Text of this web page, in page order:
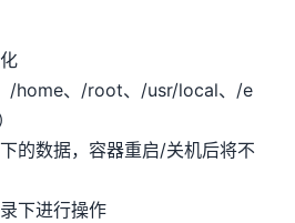
/home、/root、/usr/local、/e
的数据，容器重启/关机后将不
下进行操作